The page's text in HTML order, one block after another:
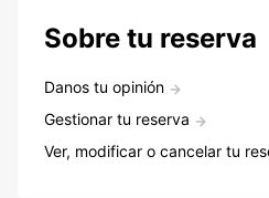
Sobre tu reserva
Danos tu opinión
Gestionar tu reserva
Ver, modificar o cancelar tu